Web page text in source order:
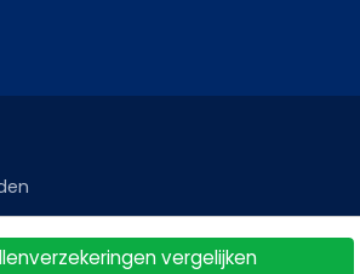
vergelijken